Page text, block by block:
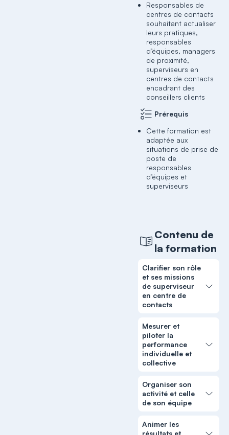
Responsables de
centres de contacts
souhaitant actualiser
leurs pratiques,
responsables
d’équipes, managers
de proximité,
superviseurs en
centres de contacts
encadrant des
conseillers clients
Prérequis
Cette formation est
adaptée aux
situations de prise de
poste de
responsables
d’équipes et
superviseurs
Contenu de
la formation
Clarifier son rôle
et ses missions
de superviseur
en centre de
contacts
Mesurer et
piloter la
performance
individuelle et
collective
Organiser son
activité et celle
de son équipe
Animer les
résultats et